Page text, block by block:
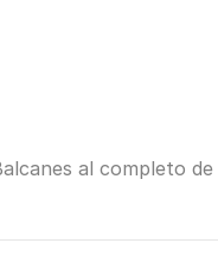
al completo de